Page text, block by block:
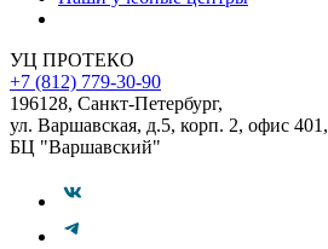
УЦ ПРОТЕКО
+7 (812) 779-30-90
196128, Санкт-Петербург,
ул. Варшавская, д.5, корп. 2, офис 401,
БЦ "Варшавский"